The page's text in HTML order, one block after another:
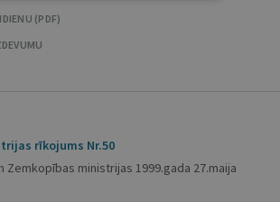
(PDF)
rīkojums Nr.50
Zemkopības ministrijas 1999.gada 27.maija